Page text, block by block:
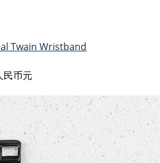
Twain Wristband
民币元